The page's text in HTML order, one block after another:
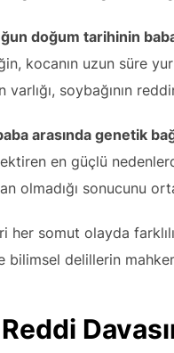
doğum tarihinin baba
kocanın uzun süre
varlığı, soybağının
arasında genetik
en güçlü
olmadığı sonucunu
her somut olayda
delillerin
Reddi